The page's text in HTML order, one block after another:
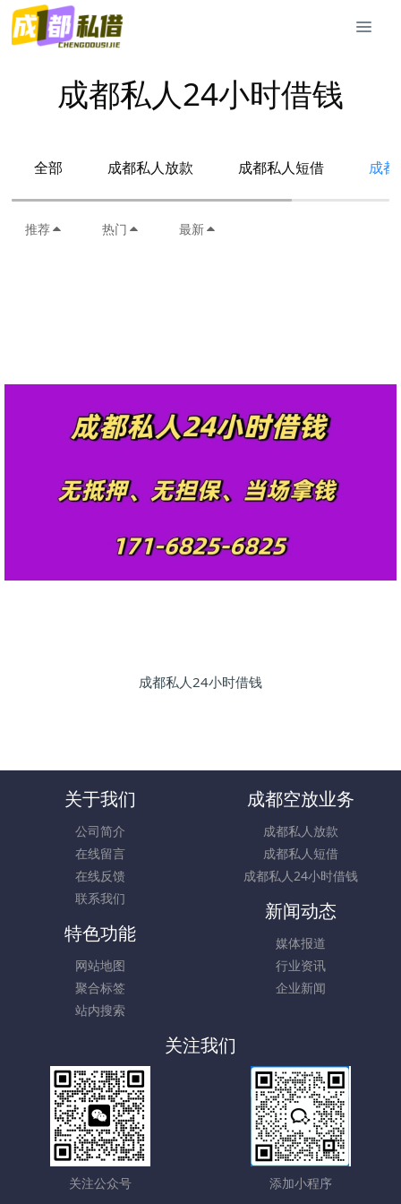
成都私人24小时借钱
全部 成都私人放款 成都私人短借 成
推荐 热门 最新
成都私人24小时借钱
关于我们
公司简介
在线留言
在线反馈
联系我们
成都空放业务
成都私人放款
成都私人短借
成都私人24小时借钱
新闻动态
媒体报道
行业资讯
企业新闻
特色功能
网站地图
聚合标签
站内搜索
关注我们
关注公众号 添加小程序